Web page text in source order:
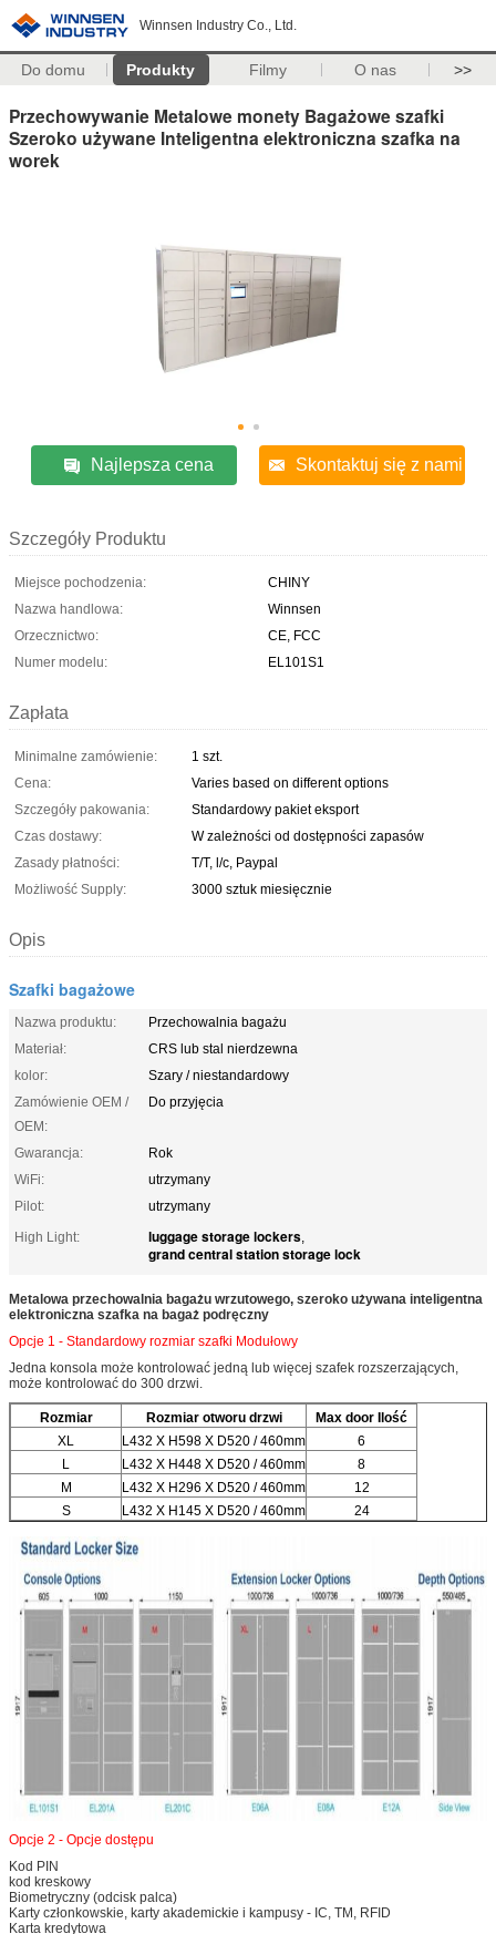
Winnsen Industry Co., Ltd.
Do domu Produkty Filmy O nas >>
Zostaw wiadomość
Oddzwonimy wkrótce!
Przechowywanie Metalowe monety Bagażowe szafki
Szeroko używane Inteligentna elektroniczna szafka na
worek
Najlepsza cena Skontaktuj się z nami
Szczegóły Produktu
Miejsce pochodzenia:
CHINY
Nazwa handlowa:
Winnsen
Orzecznictwo:
CE, FCC
Numer modelu:
EL101S1
Zapłata
Minimalne zamówienie:
1 szt.
Cena:
Varies based on different options
Szczegóły pakowania:
Standardowy pakiet eksport
Czas dostawy:
W zależności od dostępności zapasów
Zasady płatności:
T/T, l/c, Paypal
Możliwość Supply:
3000 sztuk miesięcznie
Opis
Szafki bagażowe
Nazwa produktu:
Przechowalnia bagażu
Materiał:
CRS lub stal nierdzewna
kolor:
Szary / niestandardowy
Zamówienie OEM /
OEM:
Do przyjęcia
Gwarancja:
Rok
WiFi:
utrzymany
Pilot:
utrzymany
High Light:
luggage storage lockers,
grand central station storage lock
Metalowa przechowalnia bagażu wrzutowego, szeroko używana inteligentna
elektroniczna szafka na bagaż podręczny
Opcje 1 - Standardowy rozmiar szafki Modułowy
Jedna konsola może kontrolować jedną lub więcej szafek rozszerzających,
może kontrolować do 300 drzwi.
Rozmiar Rozmiar otworu drzwi
Max door Ilość
XL
L432 X H598 X D520 / 460mm
6
L
L432 X H448 X D520 / 460mm
8
M
L432 X H296 X D520 / 460mm
12
S
L432 X H145 X D520 / 460mm 24
Opcje 2 - Opcje dostępu
Kod PIN
kod kreskowy
Biometryczny (odcisk palca)
Karty członkowskie, karty akademickie i kampusy - IC, TM, RFID
Karta kredytowa